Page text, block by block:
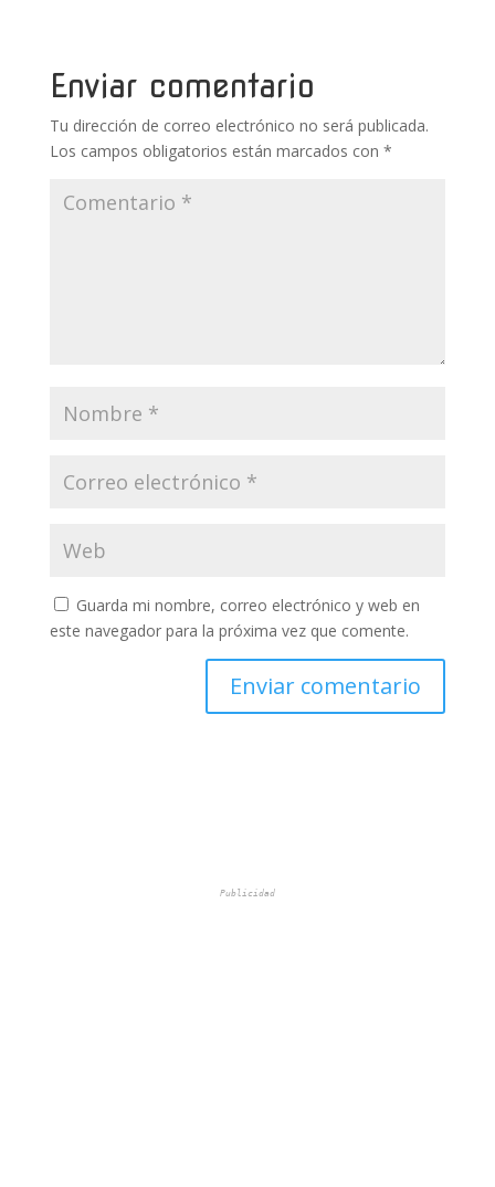
o
k p r
Enviar comentario
Tu dirección de correo electrónico no será publicada.
Los campos obligatorios están marcados con *
Guarda mi nombre, correo electrónico y web en
este navegador para la próxima vez que comente.
Publicidad